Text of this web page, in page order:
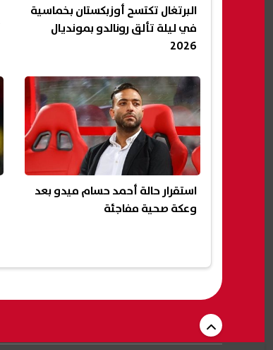
البرتغال تكتسح أوزبكستان بخماسية
في ليلة تألق رونالدو بمونديال
2026
استقرار حالة أحمد حسام ميدو بعد
وعكة صحية مفاجئة